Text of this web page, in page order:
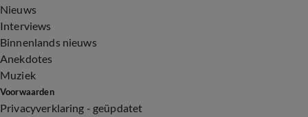
Nieuws
Interviews
Binnenlands nieuws
Anekdotes
Muziek
Voorwaarden
Privacyverklaring - geüpdatet